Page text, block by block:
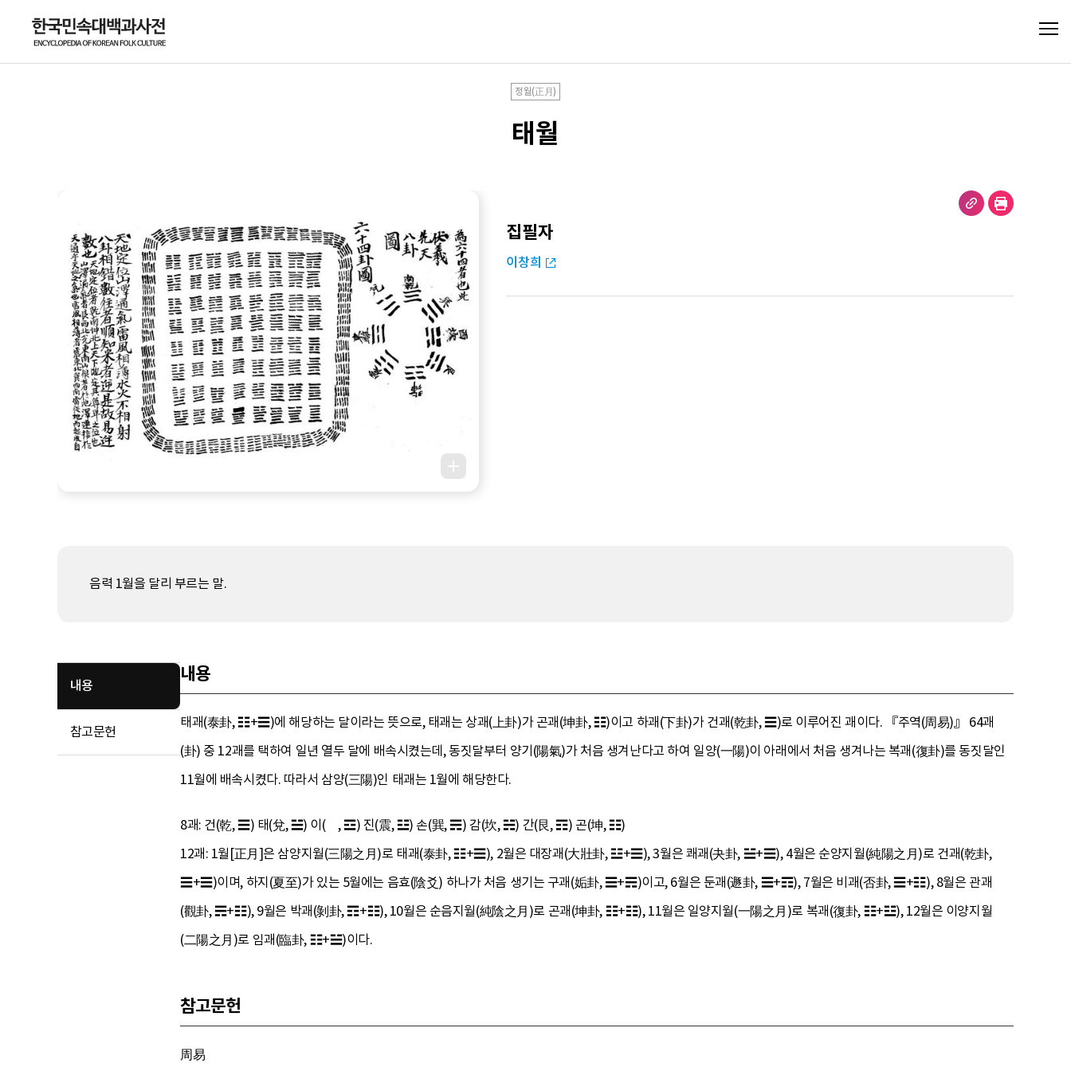
정월(正月)
태월
집필자
이창희
음력 1월을 달리 부르는 말.
내용
참고문헌
내용
태괘(泰卦, ☷+☰)에 해당하는 달이라는 뜻으로, 태괘는 상괘(上卦)가 곤괘(坤卦, ☷)이고 하괘(下卦)가 건괘(乾卦, ☰)로 이루어진 괘이다. 『주역(周易)』 64괘
(卦) 중 12괘를 택하여 일년 열두 달에 배속시켰는데, 동짓달부터 양기(陽氣)가 처음 생겨난다고 하여 일양(一陽)이 아래에서 처음 생겨나는 복괘(復卦)를 동짓달인
11월에 배속시켰다. 따라서 삼양(三陽)인 태괘는 1월에 해당한다.
8괘: 건(乾, ☰) 태(兌, ☱) 이(離, ☲) 진(震, ☳) 손(巽, ☴) 감(坎, ☵) 간(艮, ☶) 곤(坤, ☷)
12괘: 1월[正月]은 삼양지월(三陽之月)로 태괘(泰卦, ☷+☰), 2월은 대장괘(大壯卦, ☳+☰), 3월은 쾌괘(夬卦, ☱+☰), 4월은 순양지월(純陽之月)로 건괘(乾卦,
☰+☰)이며, 하지(夏至)가 있는 5월에는 음효(陰爻) 하나가 처음 생기는 구괘(姤卦, ☰+☴)이고, 6월은 둔괘(遯卦, ☰+☶), 7월은 비괘(否卦, ☰+☷), 8월은 관괘
(觀卦, ☴+☷), 9월은 박괘(剝卦, ☶+☷), 10월은 순음지월(純陰之月)로 곤괘(坤卦, ☷+☷), 11월은 일양지월(一陽之月)로 복괘(復卦, ☷+☳), 12월은 이양지월
(二陽之月)로 임괘(臨卦, ☷+☱)이다.
참고문헌
周易